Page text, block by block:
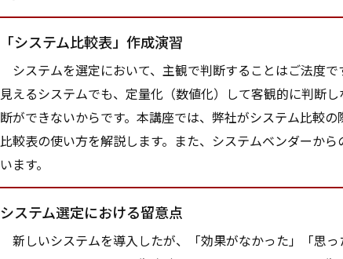
「システム比較表」作成演習
システムを選定において、主観で判断することはご法度
見えるシステムでも、定量化（数値化）して客観的に判断
断ができないからです。本講座では、弊社がシステム比較
比較表の使い方を解説します。また、システムベンダーか
います。
システム選定における留意点
新しいシステムを導入したが、「効果がなかった」「思